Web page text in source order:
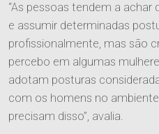
Áreas
“As pessoas tendem a achar
e assumir determinadas
profissionalmente, mas são
percebo em algumas
adotam posturas
com os homens no
precisam disso”, avalia.